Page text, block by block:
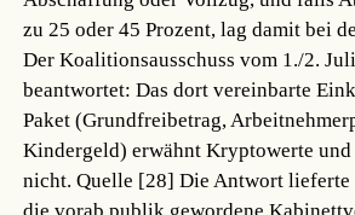
zu 25 oder 45 Prozent, lag damit bei
Der Koalitionsausschuss vom 1./2.
beantwortet: Das dort vereinbarte
Paket (Grundfreibetrag,
Kindergeld) erwähnt Kryptowerte
nicht.Quelle [28] Die Antwort lieferte
die vorab publik gewordene